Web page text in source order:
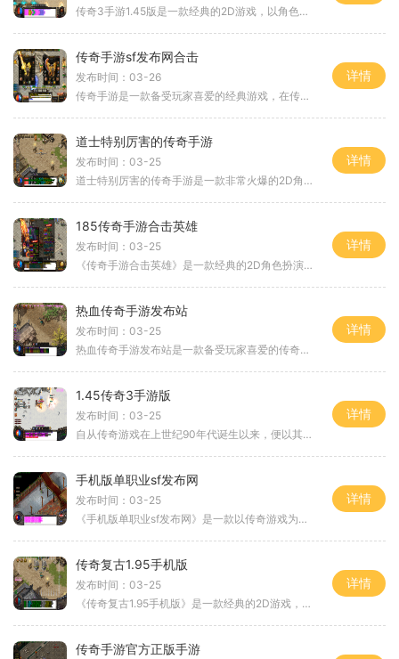
传奇3手游1.45版是一款经典的2D游戏，以角色扮演为主题，让玩家可以畅快地体验传奇的世界。与传奇游戏的其他版本相比，传奇3手游以其万人在线和玩家互动的特点而备受瞩目。在传奇
传奇手游sf发布网合击
发布时间：03-26
传奇手游是一款备受玩家喜爱的经典游戏，在传奇手游的世界里玩家可以体验到刺激的战斗和丰富的游戏内容。而传奇的合击版本更是让玩家们感受到了一种全新的游戏体验。今天就为
详情
道士特别厉害的传奇手游
发布时间：03-25
道士特别厉害的传奇手游是一款非常火爆的2D角色扮演游戏。在这款游戏中，玩家们可以体验到传奇游戏的独特魅力，感受到万人在线的玩家互动带来的无穷乐趣。道士这个职业表现得尤
详情
185传奇手游合击英雄
发布时间：03-25
《传奇手游合击英雄》是一款经典的2D角色扮演游戏，人头攒动的万人在线环境让玩家可以与其他玩家进行互动，感受到真正的游戏乐趣。玩家可以通过组队、PK等方式与其他玩家进行对
详情
热血传奇手游发布站
发布时间：03-25
热血传奇手游发布站是一款备受玩家喜爱的传奇游戏。作为一款2D游戏，它以角色扮演为主题，将玩家带入一个充满刺激和挑战的游戏世界。这款游戏的最大特点是万人在线和玩家互动，
详情
1.45传奇3手游版
发布时间：03-25
自从传奇游戏在上世纪90年代诞生以来，便以其卓越的游戏品质和紧张刺激的玩法成为了无数玩家心中的经典。1.45传奇3手游版携着这份经典再度回归，为喜爱传奇游戏的玩家们打造了一
详情
手机版单职业sf发布网
发布时间：03-25
《手机版单职业sf发布网》是一款以传奇游戏为主题的2D角色扮演游戏，它以其万人在线和玩家互动的特点而备受玩家们的喜爱。在《手机版单职业sf发布网》中，玩家可以选择不同的职
详情
传奇复古1.95手机版
发布时间：03-25
《传奇复古1.95手机版》是一款经典的2D游戏，以角色扮演为主题，成千上万的玩家能够在线上互动，共同探索游戏中的世界。这款游戏充满了刺激和挑战，玩家可以体验到PK对战、多人在
详情
传奇手游官方正版手游